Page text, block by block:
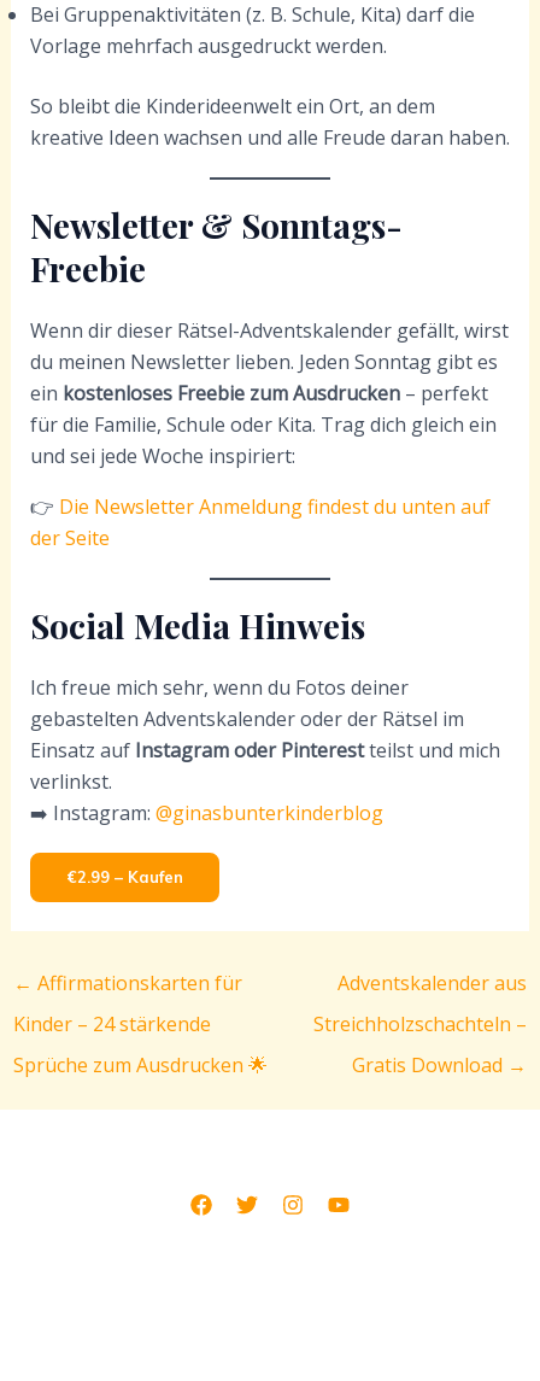
Bei Gruppenaktivitäten (z. B. Schule, Kita) darf die
Vorlage mehrfach ausgedruckt werden.
So bleibt die Kinderideenwelt ein Ort, an dem
kreative Ideen wachsen und alle Freude daran haben.
Newsletter & Sonntags-
Freebie
Wenn dir dieser Rätsel-Adventskalender gefällt, wirst
du meinen Newsletter lieben. Jeden Sonntag gibt es
ein kostenloses Freebie zum Ausdrucken– perfekt
für die Familie, Schule oder Kita. Trag dich gleich ein
und sei jede Woche inspiriert:
👉 Die Newsletter Anmeldung findest du unten auf
der Seite
Social Media Hinweis
Ich freue mich sehr, wenn du Fotos deiner
gebastelten Adventskalender oder der Rätsel im
Einsatz auf Instagram oder Pinterestteilst und mich
verlinkst.
➡️ Instagram: @ginasbunterkinderblog
€2.99 – Kaufen
← Affirmationskarten für
Kinder – 24 stärkende
Sprüche zum Ausdrucken 🌟
Adventskalender aus
Streichholzschachteln –
Gratis Download →